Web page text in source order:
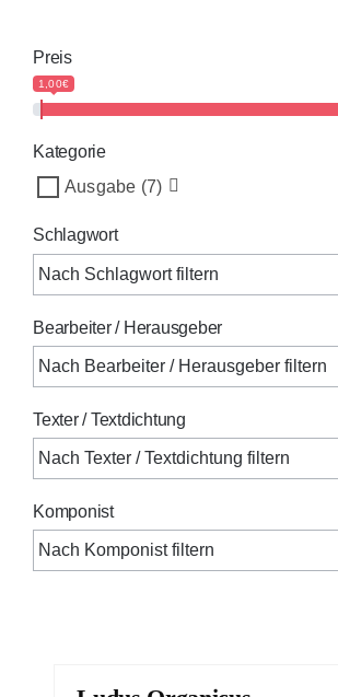
Preis
1,00€
Kategorie
Ausgabe (7)
Schlagwort
Bearbeiter / Herausgeber
Texter / Textdichtung
Komponist